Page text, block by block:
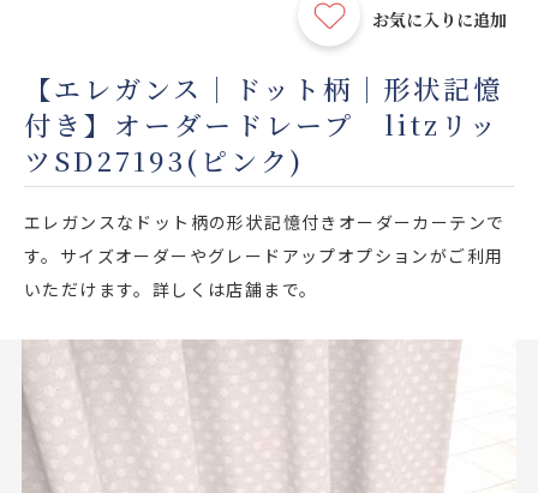
製品をさがす
店舗をさがす
私たちのこだわり
FAQ
お気に入りに追加
【エレガンス｜ドット柄｜形状記憶
付き】オーダードレープ litzリッ
ツSD27193(ピンク)
エレガンスなドット柄の形状記憶付きオーダーカーテンで
す。サイズオーダーやグレードアップオプションがご利用
いただけます。詳しくは店舗まで。